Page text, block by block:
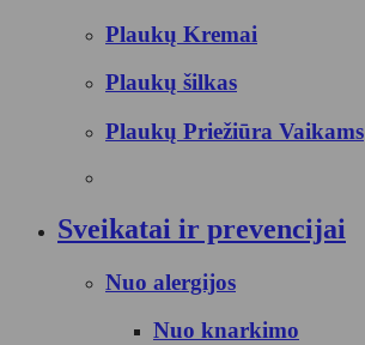
Plaukų Kremai
Plaukų šilkas
Plaukų Priežiūra Vaikams
Sveikatai ir prevencijai
Nuo alergijos
Nuo knarkimo